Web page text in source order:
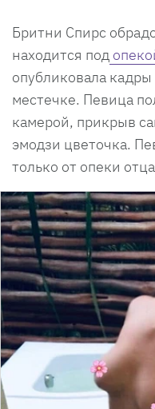
Бритни Спирс
находится под
опубликовала
местечке. Певица
камерой, прикрыв
эмодзи цветочка.
только от опеки